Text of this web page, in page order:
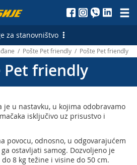
za stanovništvo
plaćanježigovi
/ Pošte Pet friendly / Pošte Pet friendly
Pet friendly
je u nastavku, u kojima odobravamo
isključivo uz prisustvo i
povocu, odnosno, u odgovarajućem
ostavljati samog. Dozvoljeno je
8 kg težine i visine do 50 cm.